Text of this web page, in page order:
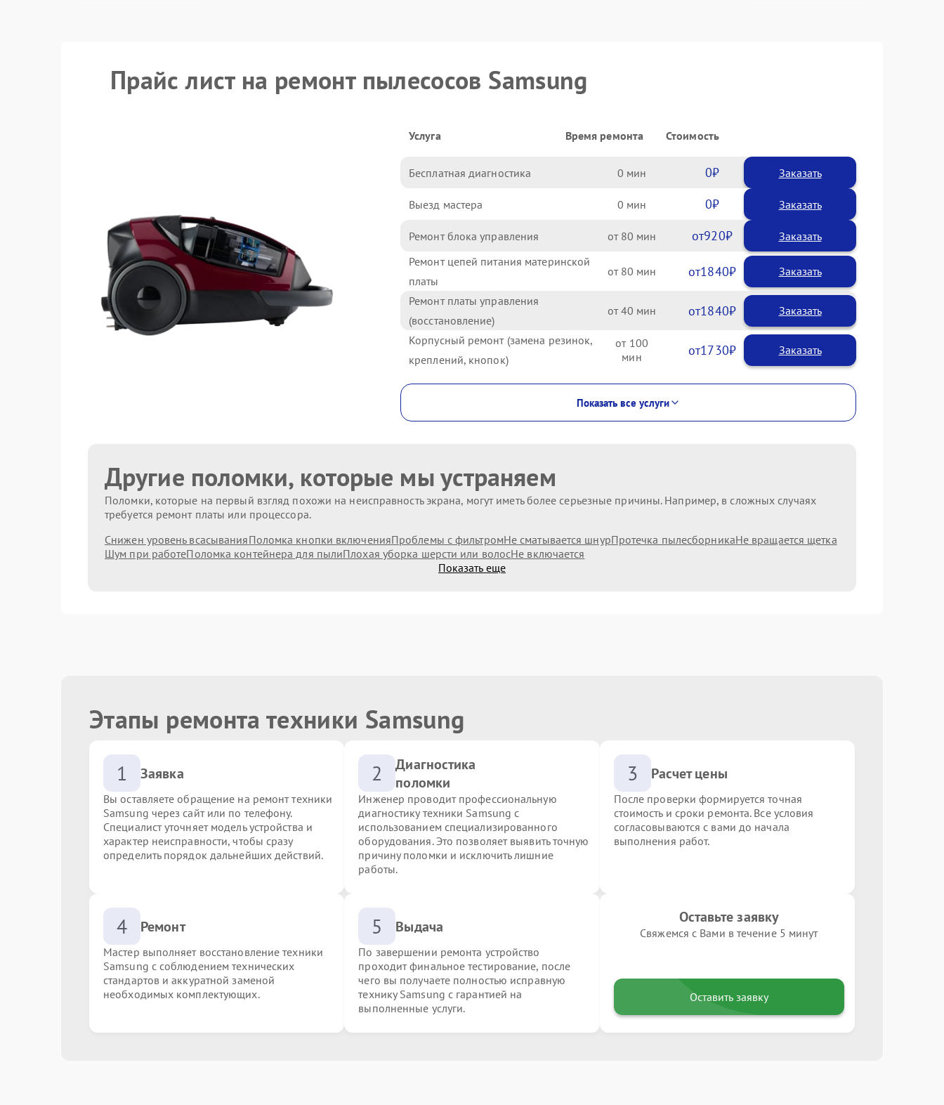
Прайс лист на ремонт пылесосов Samsung
Услуга Время ремонта Стоимость
Бесплатная диагностика 0 0 Заказать
Выезд мастера 0 0 Заказать
Ремонт блока управления 80 920
Ремонт цепей питания материнской
платы
80 1840
Ремонт платы управления
(восстановление)
40 1840
Корпусный ремонт (замена резинок,
креплений, кнопок)
100 1730
Показать все услуги
Другие поломки, которые мы устраняем
Поломки, которые на первый взгляд похожи на неисправность экрана, могут иметь более серьезные причины. Например, в сложных случаях
требуется ремонт платы или процессора.
Снижен уровень всасыванияПоломка кнопки включенияПроблемы с фильтромНе сматывается шнурПротечка пылесборникаНе вращается щетка
Шум при работеПоломка контейнера для пылиПлохая уборка шерсти или волосНе включается
Показать еще
Этапы ремонта техники Samsung
1 Заявка
Вы оставляете обращение на ремонт техники
Samsung через сайт или по телефону.
Специалист уточняет модель устройства и
характер неисправности, чтобы сразу
определить порядок дальнейших действий.
2
Диагностика
поломки
Инженер проводит профессиональную
диагностику техники Samsung с
использованием специализированного
оборудования. Это позволяет выявить точную
причину поломки и исключить лишние
работы.
3 Расчет цены
После проверки формируется точная
стоимость и сроки ремонта. Все условия
согласовываются с вами до начала
выполнения работ.
4 Ремонт
Мастер выполняет восстановление техники
Samsung с соблюдением технических
стандартов и аккуратной заменой
необходимых комплектующих.
5 Выдача
По завершении ремонта устройство
проходит финальное тестирование, после
чего вы получаете полностью исправную
технику Samsung с гарантией на
выполненные услуги.
Оставьте заявку
Свяжемся с Вами в течение 5 минут
Оставить заявку